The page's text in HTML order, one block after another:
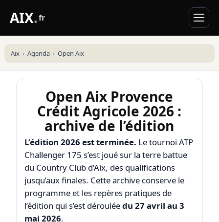
AIX.fr
Aix Agenda Open Aix
Open Aix Provence
Crédit Agricole 2026 :
archive de l’édition
L’édition 2026 est terminée. Le tournoi ATP
Challenger 175 s’est joué sur la terre battue
du Country Club d’Aix, des qualifications
jusqu’aux finales. Cette archive conserve le
programme et les repères pratiques de
l’édition qui s’est dérouléedu 27 avril au 3
mai 2026.